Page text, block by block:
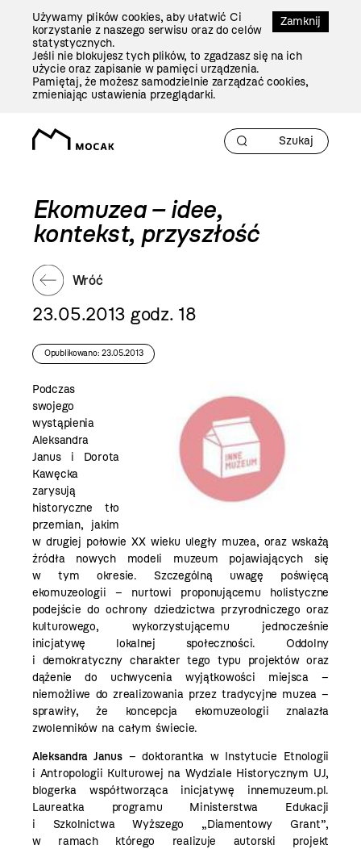
Zamknij
Używamy plików cookies, aby ułatwić Ci
korzystanie z naszego serwisu oraz do celów
statystycznych.
Jeśli nie blokujesz tych plików, to zgadzasz się na ich
użycie oraz zapisanie w pamięci urządzenia.
Pamiętaj, że możesz samodzielnie zarządzać cookies,
zmieniając ustawienia przeglądarki.
Ekomuzea – idee,
kontekst, przyszłość
Wróć
23.05.2013 godz. 18
Opublikowano: 23.05.2013
Podczas
swojego
wystąpienia
Aleksandra
Janus i Dorota
Kawęcka
zarysują
historyczne tło
przemian, jakim
w drugiej połowie XX wieku uległy muzea, oraz wskażą
źródła nowych modeli muzeum pojawiających się
w tym okresie. Szczególną uwagę poświęcą
ekomuzeologii – nurtowi proponującemu holistyczne
podejście do ochrony dziedzictwa przyrodniczego oraz
kulturowego, wykorzystującemu jednocześnie
inicjatywę lokalnej społeczności. Oddolny
i demokratyczny charakter tego typu projektów oraz
dążenie do uchwycenia wyjątkowości miejsca –
niemożliwe do zrealizowania przez tradycyjne muzea –
sprawiły, że koncepcja ekomuzeologii znalazła
zwolenników na całym świecie.
Aleksandra Janus– doktorantka w Instytucie Etnologii
i Antropologii Kulturowej na Wydziale Historycznym UJ,
blogerka współtworząca inicjatywę
innemuzeum.pl.
Laureatka programu Ministerstwa Edukacji
i Szkolnictwa Wyższego „Diamentowy Grant”,
w ramach którego realizuje autorski projekt